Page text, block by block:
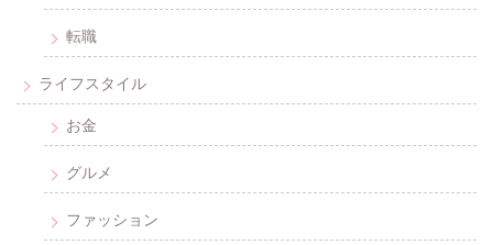
転職
ライフスタイル
お金
グルメ
ファッション